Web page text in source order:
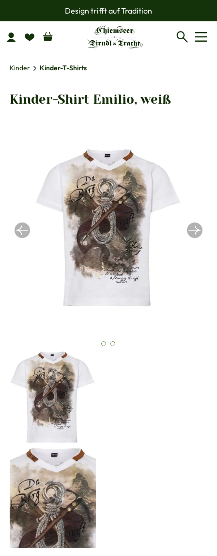
Zum Hauptinhalt springenDesign trifft auf Tradition
Kinder Kinder-T-Shirts
Kinder-Shirt Emilio, weiß